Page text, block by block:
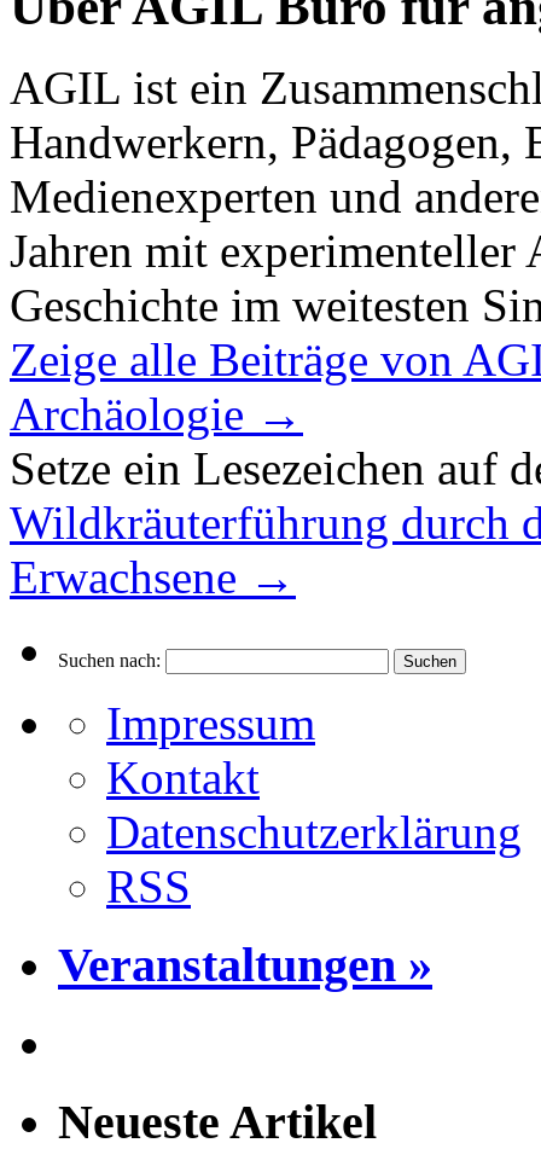
AGIL ist ein
Handwerkern, Pädagogen,
Medienexperten und
Jahren mit experimenteller
Geschichte im weitesten
Zeige alle Beiträge von
Archäologie →
Setze ein Lesezeichen auf
Wildkräuterführung durch
Erwachsene →
Suchen nach:
Impressum
Kontakt
Datenschutzerklärung
RSS
Veranstaltungen »
Neueste Artikel